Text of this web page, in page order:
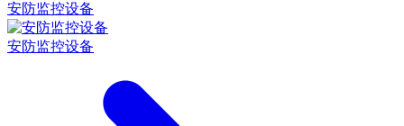
安防监控设备
安防监控设备